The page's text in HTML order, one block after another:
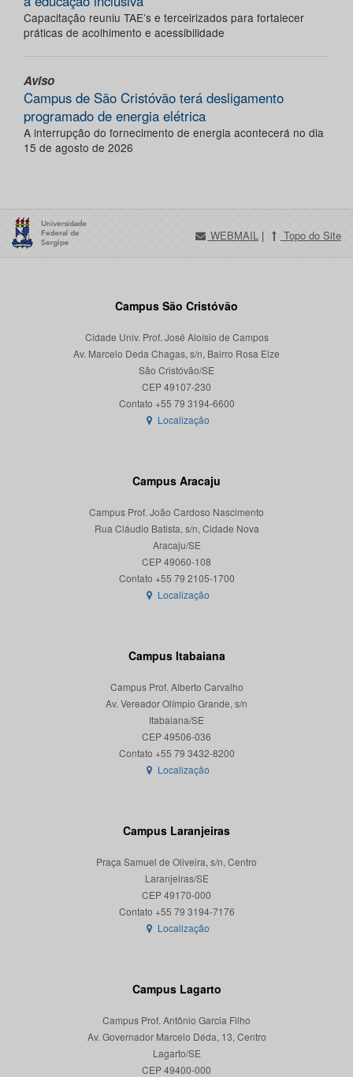
Capacitação reuniu TAE’s e terceirizados para fortalecer
práticas de acolhimento e acessibilidade
Aviso
Campus de São Cristóvão terá desligamento
programado de energia elétrica
A interrupção do fornecimento de energia acontecerá no dia
15 de agosto de 2026
WEBMAIL | Topo do Site
Campus São Cristóvão
Cidade Univ. Prof. José Aloísio de Campos
Av. Marcelo Deda Chagas, s/n, Bairro Rosa Elze
São Cristóvão/SE
CEP 49107-230
Localização
Campus Aracaju
Campus Prof. João Cardoso Nascimento
Rua Cláudio Batista, s/n, Cidade Nova
Aracaju/SE
CEP 49060-108
Localização
Campus Itabaiana
Campus Prof. Alberto Carvalho
Av. Vereador Olímpio Grande, s/n
Itabaiana/SE
CEP 49506-036
Localização
Campus Laranjeiras
Praça Samuel de Oliveira, s/n, Centro
Laranjeiras/SE
CEP 49170-000
Localização
Campus Lagarto
Campus Prof. Antônio Garcia Filho
Av. Governador Marcelo Déda, 13, Centro
Lagarto/SE
CEP 49400-000